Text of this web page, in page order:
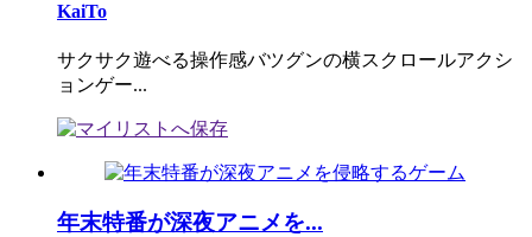
KaiTo
サクサク遊べる操作感バツグンの横スクロールアクシ
ョンゲー...
年末特番が深夜アニメを...